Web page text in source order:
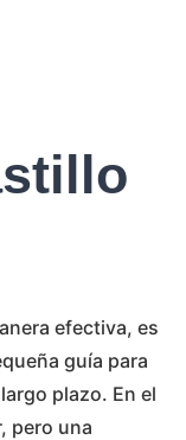
efectiva, es
guía para
plazo. En el
pero una